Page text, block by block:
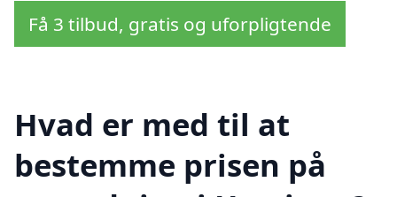
Få 3 tilbud, gratis og uforpligtende
Hvad er med til at
bestemme prisen på